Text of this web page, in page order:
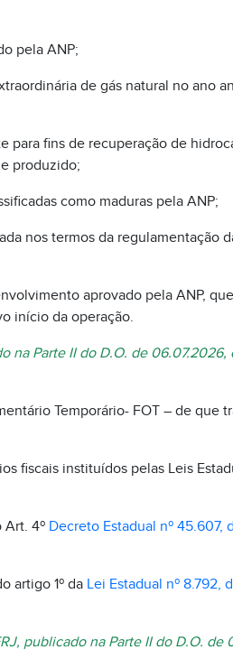
pela ANP;
de gás natural no ano
para fins de recuperação de
produzido;
como maduras pela ANP;
nos termos da regulamentação
aprovado pela ANP,
início da operação.
na Parte II do D.O. de
Temporário- FOT – de que
fiscais instituídos pelas Leis
Art. 4º Decreto Estadual nº 45.607,
artigo 1º da Lei Estadual nº 8.792,
publicado na Parte II do D.O. de